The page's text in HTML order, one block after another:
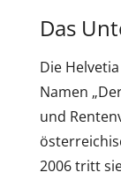
Das
Die
Namen
und
2006 tritt